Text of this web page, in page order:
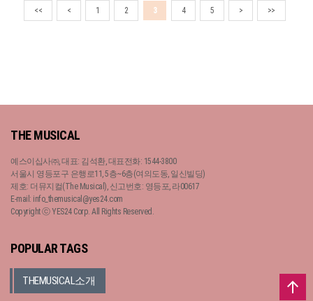
<< < 1 2 3 4 5 > >>
THE MUSICAL
예스이십사㈜, 대표: 김석환, 대표전화: 1544-3800
서울시 영등포구 은행로11, 5층~6층(여의도동, 일신빌딩)
제호: 더뮤지컬(The Musical), 신고번호: 영등포, 라00617
E-mail: info_themusical@yes24.com
Copyright ⓒ YES24 Corp. All Rights Reserved.
POPULAR TAGS
THEMUSICAL소개